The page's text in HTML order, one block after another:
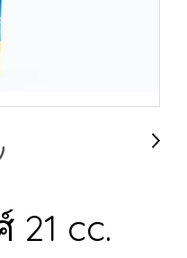
21 cc.